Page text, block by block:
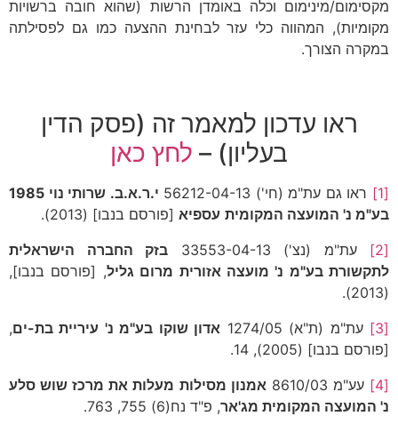
מקסימום/מינימום וכלה באומדן הרשות (שהוא חובה ברשויות
מקומיות), המהווה כלי עזר לבחינת ההצעה כמו גם לפסילתה
במקרה הצורך.
ראו עדכון למאמר זה (פסק הדין
בעליון) – לחץ כאן
[1] ראו גם עת"מ (חי') 56212-04-13
י.ר.א.ב. שרותי נוי 1985
בע"מ נ' המועצה המקומית עספיא [פורסם בנבו] (2013).
[2]
עת"מ (נצ') 33553-04-13
בזק החברה הישראלית
לתקשורת בע"מ נ' מועצה אזורית מרום גליל, [פורסם בנבו],
(2013).
[3]
עת"מ (ת"א) 1274/05 אדון שוקו בע"מ נ' עיריית בת-ים,
[פורסם בנבו] (2005), 14.
[4]
עע"מ 8610/03
אמנון מסילות מעלות את מרכז שוש סלע
נ' המועצה המקומית מג'אר, פ"ד נח(6) 755, 763.